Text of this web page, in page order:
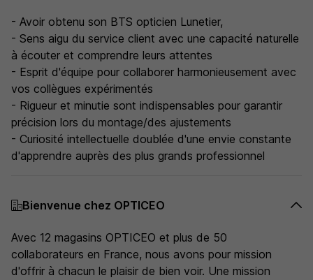
- Avoir obtenu son BTS opticien Lunetier,
- Sens aigu du service client avec une capacité naturelle
à écouter et comprendre leurs attentes
- Esprit d'équipe pour collaborer harmonieusement avec
vos collègues expérimentés
- Rigueur et minutie sont indispensables pour garantir
précision lors du montage/des ajustements
- Curiosité intellectuelle doublée d'une envie constante
d'apprendre auprès des plus grands professionnel
Bienvenue chez OPTICEO
Avec 12 magasins OPTICEO et plus de 50
collaborateurs en France, nous avons pour mission
d'offrir à chacun le plaisir de bien voir. Une mission